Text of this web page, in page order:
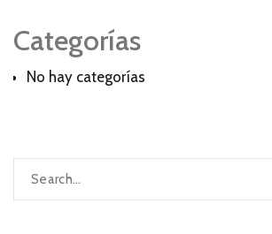
Categorías
No hay categorías